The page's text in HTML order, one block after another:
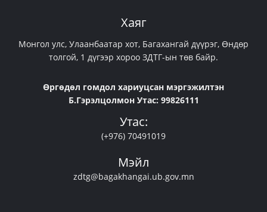
Хаяг
Монгол улс, Улаанбаатар хот, Багахангай дүүрэг, Өндөр
толгой, 1 дүгээр хороо ЗДТГ-ын төв байр.
Өргөдөл гомдол хариуцсан мэргэжилтэн
Б.Гэрэлцолмон Утас: 99826111
Утас:
(+976) 70491019
Мэйл
zdtg@bagakhangai.ub.gov.mn